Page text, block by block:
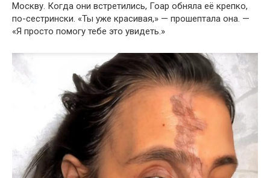
Москву. Когда они встретились, Гоар обняла её крепко,
по-сестрински. «Ты уже красивая,» — прошептала она. —
«Я просто помогу тебе это увидеть.»